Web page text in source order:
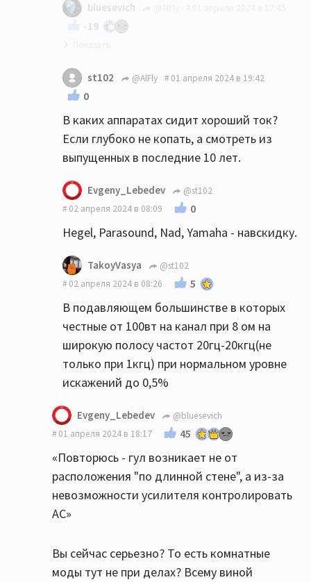
bluesevich
-19
От тож!👍
st102 @AlFly 01 апреля 2024 в 19:42
0
В каких аппаратах сидит хороший ток?
Если глубоко не копать, а смотреть из
выпущенных в последние 10 лет.
Evgeny_Lebedev
@st102
02 апреля 2024 в 08:09
0
Hegel, Parasound, Nad, Yamaha - навскидку.
TakoyVasya
@st102
02 апреля 2024 в 08:26
5
В подавляющем большинстве в которых
честные от 100вт на канал при 8 ом на
широкую полосу частот 20гц-20кгц(не
только при 1кгц) при нормальном уровне
искажений до 0,5%
Evgeny_Lebedev
@bluesevich
01 апреля 2024 в 18:17
45
«Повторюсь - гул возникает не от
расположения "по длинной стене", а из-за
невозможности усилителя контролировать
АС»
Вы сейчас серьезно? То есть комнатные
моды тут не при делах? Всему виной